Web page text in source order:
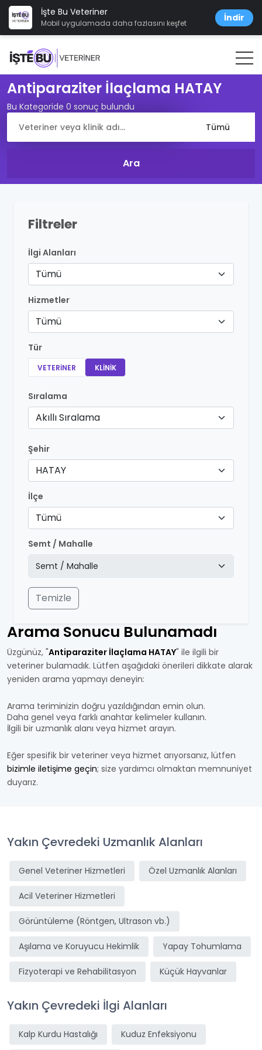
İşte Bu Veteriner
Mobil uygulamada daha fazlasını keşfet İndir
Antiparaziter İlaçlama HATAY
Bu Kategoride 0 sonuç bulundu
Filtreler
İlgi Alanları
Tümü
Hizmetler
Tümü
Tür
VETERINER KLINIK
Sıralama
Akıllı Sıralama
Şehir
HATAY
İlçe
Tümü
Semt / Mahalle
Temizle
Arama Sonucu Bulunamadı
Üzgünüz, "Antiparaziter İlaçlama HATAY" ile ilgili bir
veteriner bulamadık. Lütfen aşağıdaki önerileri dikkate alarak
yeniden arama yapmayı deneyin:
Arama teriminizin doğru yazıldığından emin olun.
Daha genel veya farklı anahtar kelimeler kullanın.
İlgili bir uzmanlık alanı veya hizmet arayın.
Eğer spesifik bir veteriner veya hizmet arıyorsanız, lütfen
bizimle iletişime geçin; size yardımcı olmaktan memnuniyet
duyarız.
Yakın Çevredeki Uzmanlık Alanları
Genel Veteriner Hizmetleri Özel Uzmanlık Alanları
Acil Veteriner Hizmetleri
Görüntüleme (Röntgen, Ultrason vb.)
Aşılama ve Koruyucu Hekimlik Yapay Tohumlama
Fizyoterapi ve Rehabilitasyon Küçük Hayvanlar
Yakın Çevredeki İlgi Alanları
Kalp Kurdu Hastalığı Kuduz Enfeksiyonu